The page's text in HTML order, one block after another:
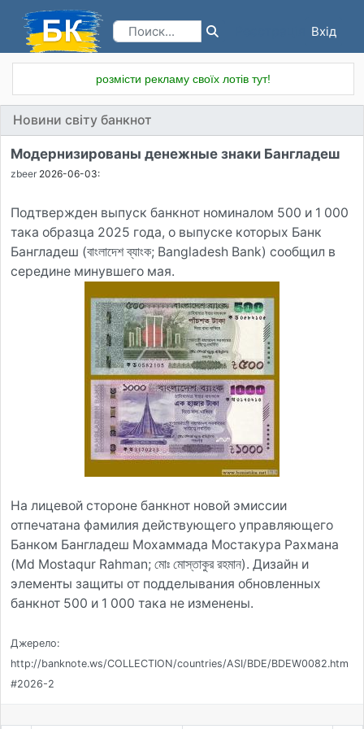
Вхід
розмісти рекламу своїх лотів тут!
Новини світу банкнот
Модернизированы денежные знаки Бангладеш
zbeer 2026-06-03:
Подтвержден выпуск банкнот номиналом 500 и 1 000
така образца 2025 года, о выпуске которых Банк
Бангладеш (বাংলাদেশ ব্যাংক; Bangladesh Bank) сообщил в
середине минувшего мая.
На лицевой стороне банкнот новой эмиссии
отпечатана фамилия действующего управляющего
Банком Бангладеш Мохаммада Мостакура Рахмана
(Md Mostaqur Rahman; মোঃ মোস্তাকুর রহমান). Дизайн и
элементы защиты от подделывания обновленных
банкнот 500 и 1 000 така не изменены.
Джерело:
http://banknote.ws/COLLECTION/countries/ASI/BDE/BDEW0082.htm
#2026-2